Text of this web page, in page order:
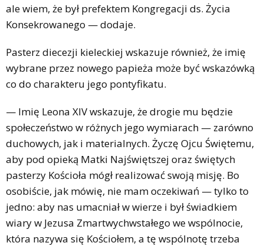
ale wiem, że był prefektem Kongregacji ds. Życia
Konsekrowanego — dodaje.
Pasterz diecezji kieleckiej wskazuje również, że imię
wybrane przez nowego papieża może być wskazówką
co do charakteru jego pontyfikatu.
— Imię Leona XIV wskazuje, że drogie mu będzie
społeczeństwo w różnych jego wymiarach — zarówno
duchowych, jak i materialnych. Życzę Ojcu Świętemu,
aby pod opieką Matki Najświętszej oraz świętych
pasterzy Kościoła mógł realizować swoją misję. Bo
osobiście, jak mówię, nie mam oczekiwań — tylko to
jedno: aby nas umacniał w wierze i był świadkiem
wiary w Jezusa Zmartwychwstałego we wspólnocie,
która nazywa się Kościołem, a tę wspólnotę trzeba